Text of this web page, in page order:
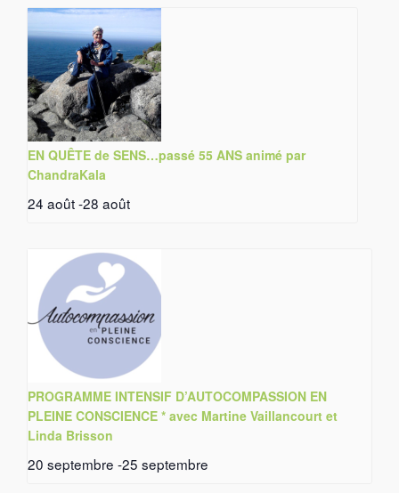
EN QUÊTE de SENS…passé 55 ANS animé par
ChandraKala
24 août-28 août
PROGRAMME INTENSIF D’AUTOCOMPASSION EN
PLEINE CONSCIENCE * avec Martine Vaillancourt et
Linda Brisson
20 septembre -25 septembre